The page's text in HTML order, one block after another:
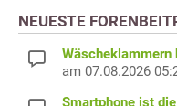
NEUESTE
Wäscheklammern
am 07.08.2026
Smartphone ist